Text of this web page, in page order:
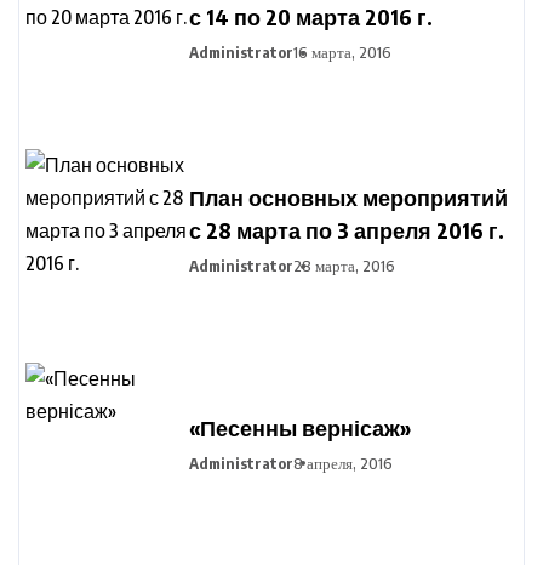
с 14 по 20 марта 2016 г.
Administrator16 марта, 2016
План основных мероприятий
с 28 марта по 3 апреля 2016 г.
Administrator28 марта, 2016
«Песенны вернісаж»
Administrator8 апреля, 2016